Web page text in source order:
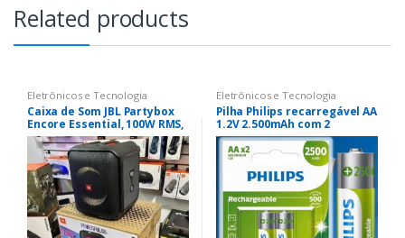
Related products
Eletrônicos e Tecnologia
Caixa de Som JBL Partybox
Encore Essential, 100W RMS,
Bluetooth, LED, Preto –
28913611
Eletrônicos e Tecnologia
Pilha Philips recarregável AA
1.2V 2.500mAh com 2
unidades R6B2RTU25/59